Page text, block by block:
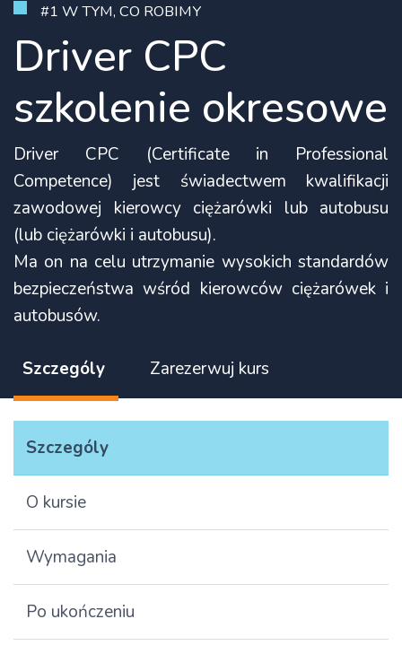
#1 W TYM, CO ROBIMY
Driver CPC
szkolenie okresowe
Driver CPC (Certificate in Professional
Competence) jest świadectwem kwalifikacji
zawodowej kierowcy ciężarówki lub autobusu
(lub ciężarówki i autobusu).
Ma on na celu utrzymanie wysokich standardów
bezpieczeństwa wśród kierowców ciężarówek i
autobusów.
Szczególy Zarezerwuj kurs
Szczególy
O kursie
Wymagania
Po ukończeniu